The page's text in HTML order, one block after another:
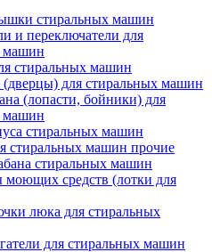
стиральных машин
и переключатели для
машин
стиральных машин
для стиральных машин
(лопасти, бойники) для
машин
стиральных машин
стиральных машин прочие
стиральных машин
моющих средств (лотки для
люка для стиральных
для стиральных машин